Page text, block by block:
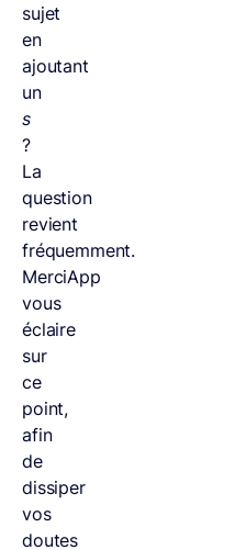
sujet
en
ajoutant
un
s
?
La
question
revient
fréquemment.
MerciApp
vous
éclaire
sur
ce
point,
afin
de
dissiper
vos
doutes